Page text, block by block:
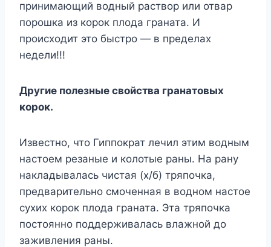
принимающий водный раствор или отвар
порошка из корок плода граната. И
происходит это быстро — в пределах
недели!!!
Другие полезные свойства гранатовых
корок.
Известно, что Гиппократ лечил этим водным
настоем резаные и колотые раны. На рану
накладывалась чистая (х/б) тряпочка,
предварительно смоченная в водном настое
сухих корок плода граната. Эта тряпочка
постоянно поддерживалась влажной до
заживления раны.